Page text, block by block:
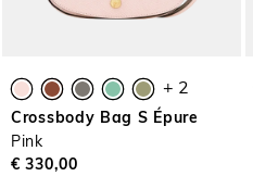
+ 2
Crossbody Bag S Épure
Pink
€ 330,00